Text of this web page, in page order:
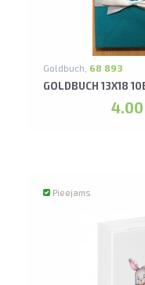
Goldbuch, 68 893
GOLDBUCH 13X18
Pieejams